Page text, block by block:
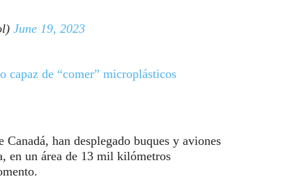
June 19, 2023
capaz de “comer” microplásticos
han desplegado buques y aviones
en un área de 13 mil kilómetros